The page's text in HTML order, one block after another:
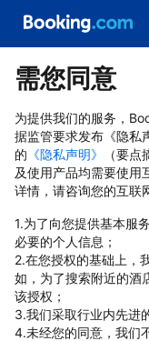
需您同意
为提供我们的服务，
据监管要求发布《隐私
的 《隐私声明》 （要
及使用产品均需要使用
详情，请咨询您的互联
1.为了向您提供基本服
必要的个人信息；
2.在您授权的基础上，
如，为了搜索附近的酒
该授权；
3.我们采取行业内先进
4.未经您的同意，我们